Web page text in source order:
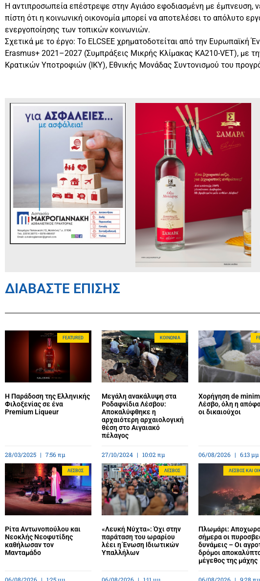
Η αντιπροσωπεία επέστρεψε στην Αγιάσο εφοδιασμένη με έμπνευση,
πίστη ότι η κοινωνική οικονομία μπορεί να αποτελέσει το απόλυτο
ενεργοποίησης των τοπικών κοινωνιών.
Σχετικά με το έργο: Το ELCSEE χρηματοδοτείται από την Ευρωπαϊκή
Erasmus+ 2021–2027 (Συμπράξεις Μικρής Κλίμακας KA210-VET), με
Κρατικών Υποτροφιών (ΙΚΥ), Εθνικής Μονάδας Συντονισμού του
ΔΙΑΒΑΣΤΕ ΕΠΙΣΗΣ
FEATURED
Η Παράδοση της Ελληνικής
Φιλοξενίας σε ένα
Premium Liqueur
28/03/2025 7:56 πμ
ΚΟΙΝΩΝΊΑ
Μεγάλη ανακάλυψη στα
Ροδαφνίδια Λέσβου:
Αποκαλύφθηκε η
αρχαιότερη αρχαιολογική
θέση στο Αιγαιακό
πέλαγος
27/10/2024 10:02 πμ
Χορήγηση de
Λέσβο, όλη η
οι δικαιούχοι
06/08/2026 6:13 μμ
ΛΈΣΒΟΣ
Ρίτα Αντωνοπούλου και
Νεοκλής Νεοφυτίδης
καθήλωσαν τον
Μανταμάδο
ΛΈΣΒΟΣ
«Λευκή Νύχτα»: Όχι στην
παράταση του ωραρίου
λέει η Ένωση Ιδιωτικών
Υπαλλήλων
ΛΈΣΒΟΣ ΚΑΙ
Πλωμάρι:
σήμερα οι
δυνάμεις – Οι
δρόμοι
μέγεθος της μάχης